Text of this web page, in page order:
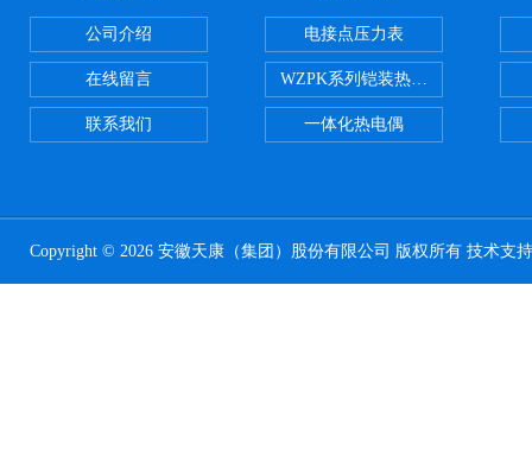
公司介绍
在线留言
联系我们
电接点压力表
WZPK系列铠装热电阻
一体化热电偶
Copyright © 2026 安徽天康（集团）股份有限公司 版权所有 技术支